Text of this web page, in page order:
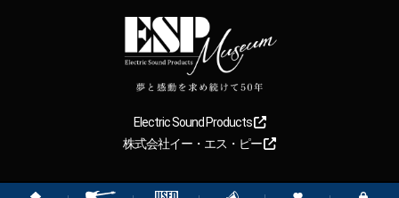
Electric Sound Products
株式会社イー・エス・ピー